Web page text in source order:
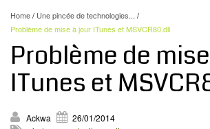
CRÉATION
NOS
Home/ Une pincée de technologies... /
Problème de mise à jour ITunes et MSVCR80.dll
Problème de
ITunes et
Ackwa
26/01/2014